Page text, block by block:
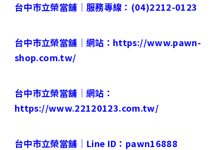
台中市立榮當舖｜ 服務專線： (04)2212-0123
台中市立榮當舖｜ 網站： https://www.pawn-
shop.com.tw/
台中市立榮當舖｜ 網站：
https://www.22120123.com.tw/
台中市立榮當舖｜ Line ID ： pawn16888